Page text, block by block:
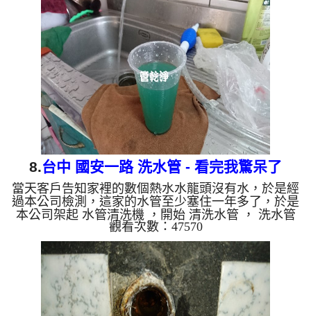
管 水管清洗 洗水管 熱水管堵塞 熱水忽冷忽熱 ...
8.台中 國安一路 洗水管 - 看完我驚呆了
當天客戶告知家裡的數個熱水水龍頭沒有水，於是經
過本公司檢測，這家的水管至少塞住一年多了，於是
本公司架起 水管清洗機 ，開始 清洗水管 ， 洗水管
沒多久管路冒出了藍色生命之水，呼~~，第一次洗到
顏色這麼深的藍水，看到我自己都傻眼了， 水管清
洗 約兩小時，水管水路終於能正常出水。 清洗水管
水管清洗 洗水管 熱水管堵塞 熱水忽冷忽熱 ...
觀看次數：47570